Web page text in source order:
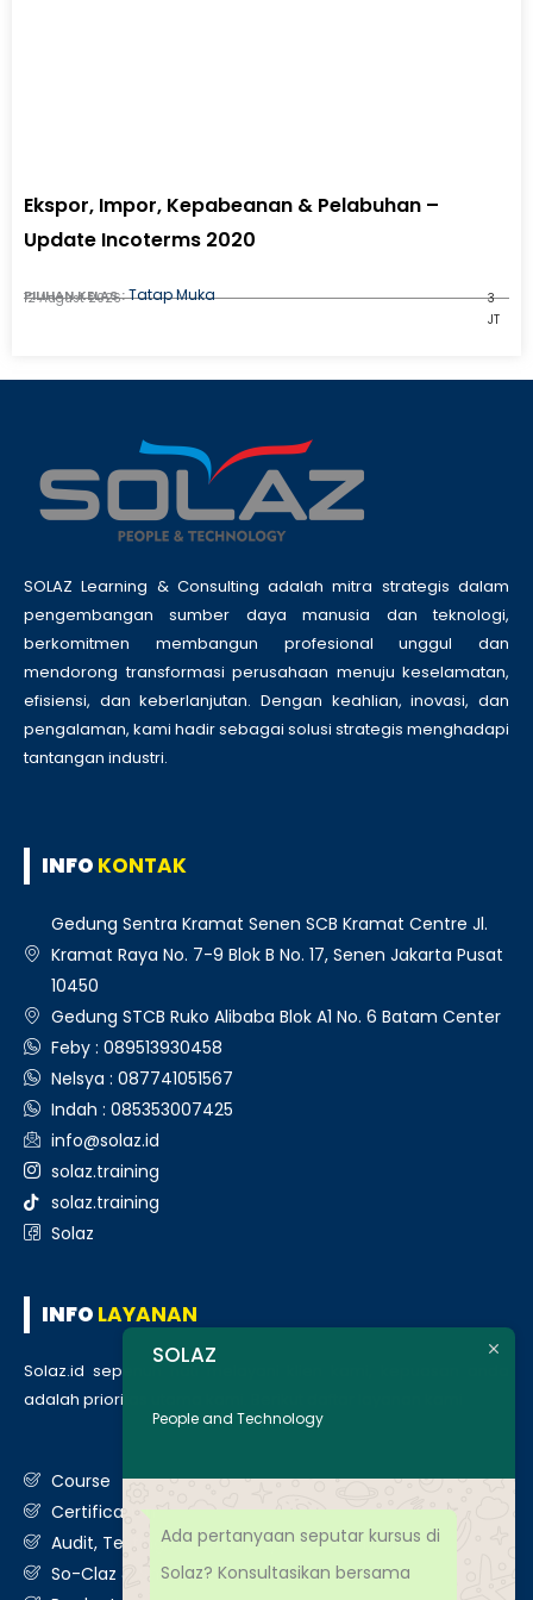
Ekspor, Impor, Kepabeanan & Pelabuhan –
Update Incoterms 2020
PILIHAN KELAS :Tatap Muka
12 August 2026
3
JT
SOLAZ Learning & Consulting adalah mitra strategis dalam
pengembangan sumber daya manusia dan teknologi,
berkomitmen membangun profesional unggul dan
mendorong transformasi perusahaan menuju keselamatan,
efisiensi, dan keberlanjutan. Dengan keahlian, inovasi, dan
pengalaman, kami hadir sebagai solusi strategis menghadapi
tantangan industri.
INFO KONTAK
Gedung Sentra Kramat Senen SCB Kramat Centre Jl.
Kramat Raya No. 7-9 Blok B No. 17, Senen Jakarta Pusat
10450
Gedung STCB Ruko Alibaba Blok A1 No. 6 Batam Center
Feby : 089513930458
Nelsya : 087741051567
Indah : 085353007425
info@solaz.id
solaz.training
solaz.training
Solaz
INFO LAYANAN
Solaz.id sepenuh hati melayani klien kami, kepuasan anda
adalah prioritas utama kami. Berikut daftar layanan kami
Course
Certification
Audit, Testing, Consultancy & Assessment
So-Claz & Smart Benchmark
SOLAZ
People and Technology
Ada pertanyaan seputar kursus di
Solaz? Konsultasikan bersama